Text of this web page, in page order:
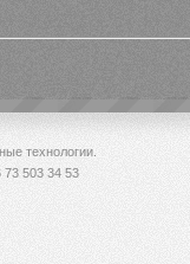
технологии.
73 503 34 53